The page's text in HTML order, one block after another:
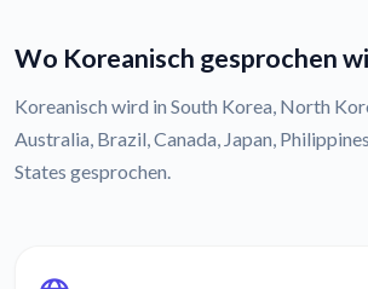
Wo Koreanisch gesprochen
Koreanisch wird in South Korea, North
Australia, Brazil, Canada, Japan,
States gesprochen.